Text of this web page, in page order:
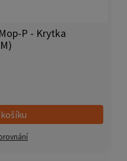
P - Krytka